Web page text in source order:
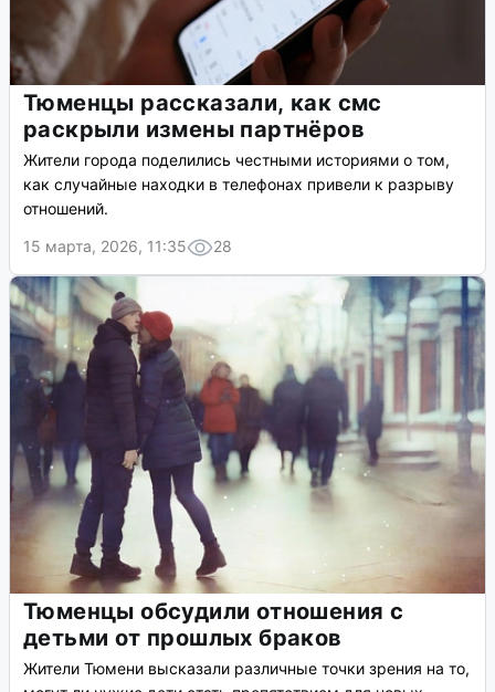
Тюменцы рассказали, как смс
раскрыли измены партнёров
Жители города поделились честными историями о том,
как случайные находки в телефонах привели к разрыву
отношений.
15 марта, 2026, 11:35
28
Тюменцы обсудили отношения с
детьми от прошлых браков
Жители Тюмени высказали различные точки зрения на то,